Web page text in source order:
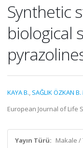
Synthetic
biological
KAYA B., SAĞLIK ÖZKAN B.
European Journal of Life
Yayın Türü: Makale /